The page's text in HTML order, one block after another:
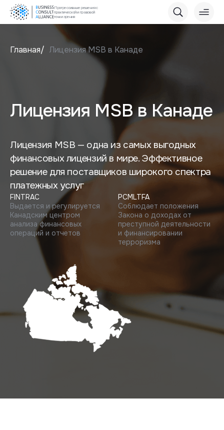
Прогрессивные решения с
практической и правовой
точки зрения
Главная Лицензия MSB в Канаде
Лицензия MSB в Канаде
Лицензия MSB — одна из самых выгодных
финансовых лицензий в мире. Эффективное
решение для поставщиков широкого спектра
платежных услуг
FINTRAC
Выдается и регулируется
Канадским центром
анализа финансовых
операций и отчетов
PCMLTFA
Соблюдает положения
Закона о доходах от
преступной деятельности
и финансировании
терроризма